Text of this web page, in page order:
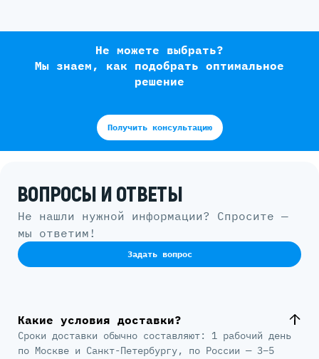
Не можете выбрать?
Мы знаем, как подобрать оптимальное
решение
Получить консультацию
ВОПРОСЫ И ОТВЕТЫ
Не нашли нужной информации? Спросите —
мы ответим!
Задать вопрос
Какие условия доставки?
Сроки доставки обычно составляют: 1 рабочий день
по Москве и Санкт-Петербургу, по России — 3–5